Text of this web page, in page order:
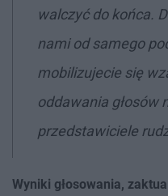
walczyć do końca.
nami od samego
mobilizujecie się
oddawania głosów
przedstawiciele
Wyniki głosowania,